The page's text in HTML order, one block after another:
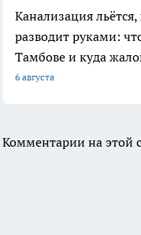
Канализация
разводит руками:
Тамбове и куда
6 августа
Комментарии на этой